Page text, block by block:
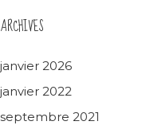
ARCHIVES
janvier 2026
janvier 2022
septembre 2021